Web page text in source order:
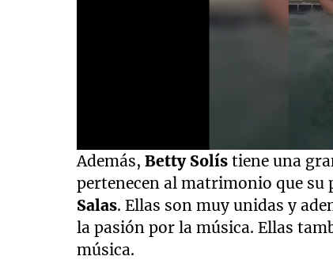
0
seconds
of
6
seconds Volume
90%
Además,Betty Solís tiene una
pertenecen al matrimonio que su
Salas. Ellas son muy unidas y
la pasión por la música. Ellas
música.